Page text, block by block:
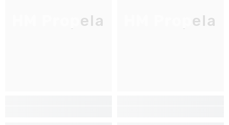
HM Propela HM Propela
réservées aux initiés